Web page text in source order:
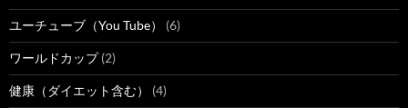
ユーチューブ（You Tube） (6)
ワールドカップ(2)
健康（ダイエット含む） (4)